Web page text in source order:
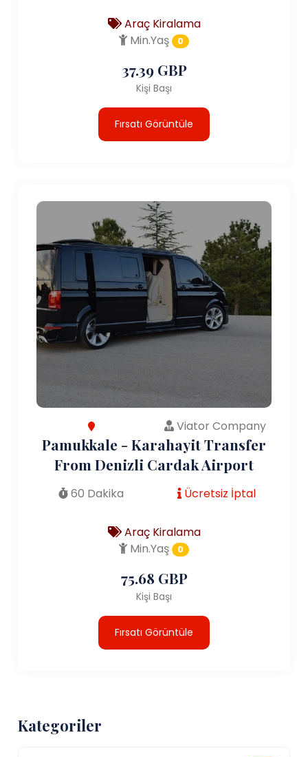
Araç Kiralama
Min.Yaş
0
37.39 GBP
Kişi Başı
Fırsatı Görüntüle
Viator Company
Pamukkale - Karahayit Transfer
From Denizli Cardak Airport
60 Dakika Ücretsiz İptal
Araç Kiralama
Min.Yaş
0
75.68 GBP
Kişi Başı
Fırsatı Görüntüle
Kategoriler